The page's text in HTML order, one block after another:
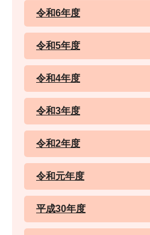
令和6年度
令和5年度
令和4年度
令和3年度
令和2年度
令和元年度
平成30年度